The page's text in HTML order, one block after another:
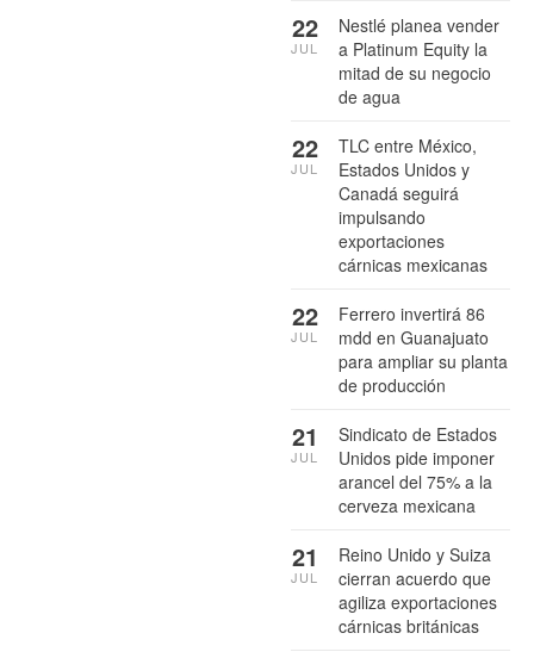
Nestlé planea vender
a Platinum Equity la
mitad de su negocio
de agua
22
JUL
TLC entre México,
Estados Unidos y
Canadá seguirá
impulsando
exportaciones
cárnicas mexicanas
22
JUL
Ferrero invertirá 86
mdd en Guanajuato
para ampliar su planta
de producción
22
JUL
Sindicato de Estados
Unidos pide imponer
arancel del 75% a la
cerveza mexicana
21
JUL
Reino Unido y Suiza
cierran acuerdo que
agiliza exportaciones
cárnicas británicas
21
JUL